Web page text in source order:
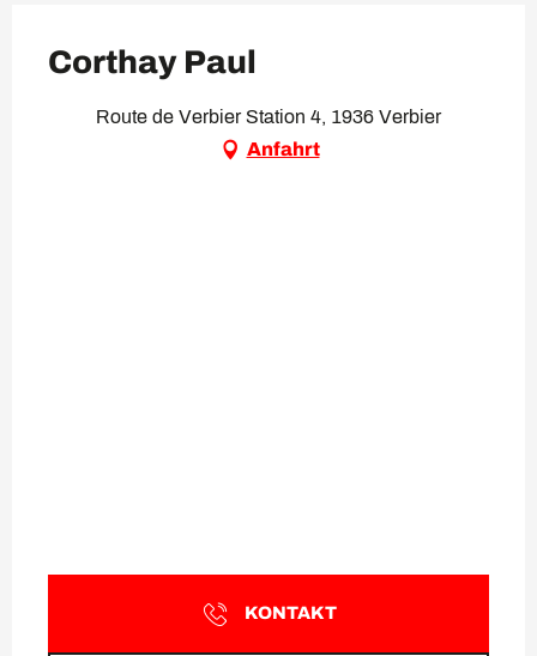
Corthay Paul
Route de Verbier Station 4, 1936 Verbier
Anfahrt
KONTAKT